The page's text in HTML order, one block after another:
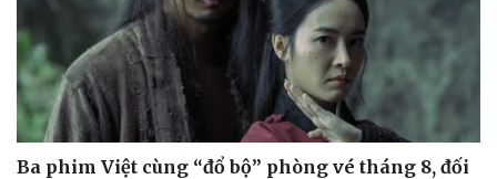
Ba phim Việt cùng “đổ bộ” phòng vé tháng 8, đối